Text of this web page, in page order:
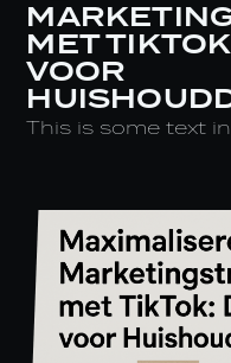
MET
VOOR
This is some text